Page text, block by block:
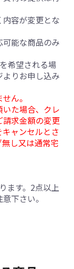
容が変更とな
能な商品のみ
希望される場
よりお申し込み
ん。
た場合、クレ
求金額の変更
ャンセルとさ
し又は通常宅
ます。2点以上
下さい。